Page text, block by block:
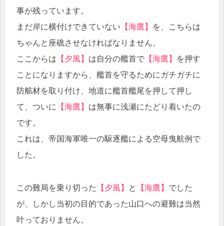
事が残っています。
まだ岸に横付けできていない 【海鷹】
を、こちらは
ちゃんと座礁させなければなりません。
ここからは 【夕風】 は自分の艦首で 【海鷹】
を押す
ことになりますから、艦首を守るためにガチガチに
防舷材を取り付け、地道に艦首艦尾を押して押し
て、ついに
【海鷹】 は無事に浅瀬にたどり着いたの
です。
これは、帝国海軍唯一の駆逐艦による空母曳航例で
した。
この難局を乗り切った 【夕風】 と 【海鷹】 でした
が、しかし当初の目的であった山口への避難は当然
叶っておりません。